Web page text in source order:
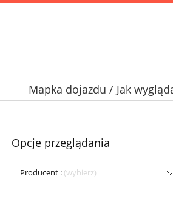
Mapka dojazdu / Jak
Opcje przeglądania
Producent : (wybierz)